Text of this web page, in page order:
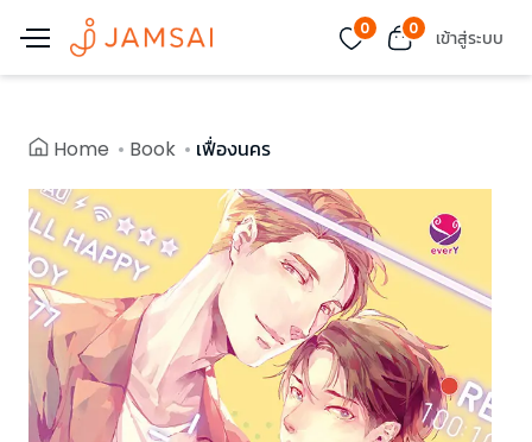
0 0 เข้าสู่ระบบ
Home Book เฟื่องนคร